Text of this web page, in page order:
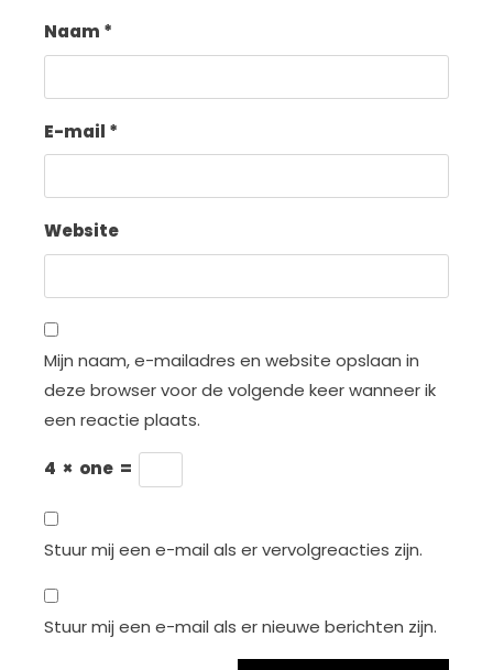
Naam *
E-mail *
Website
Mijn naam, e-mailadres en website opslaan in
deze browser voor de volgende keer wanneer ik
een reactie plaats.
4 × one =
Stuur mij een e-mail als er vervolgreacties zijn.
Stuur mij een e-mail als er nieuwe berichten zijn.